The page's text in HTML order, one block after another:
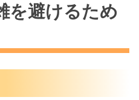
を避けるため